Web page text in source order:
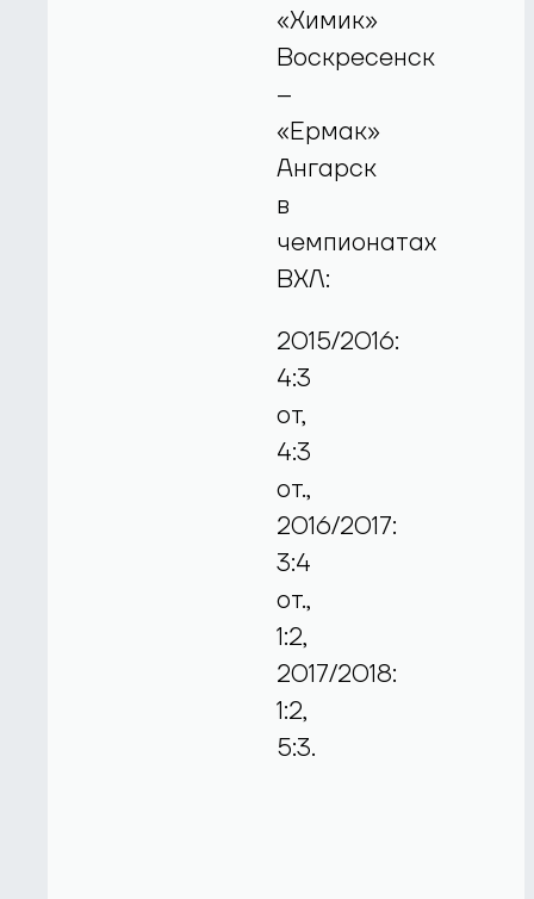
«Химик»
Воскресенск
–
«Ермак»
Ангарск
в
чемпионатах
ВХЛ:
2015/2016:
4:3
от,
4:3
от.,
2016/2017:
3:4
от.,
1:2,
2017/2018:
1:2,
5:3.